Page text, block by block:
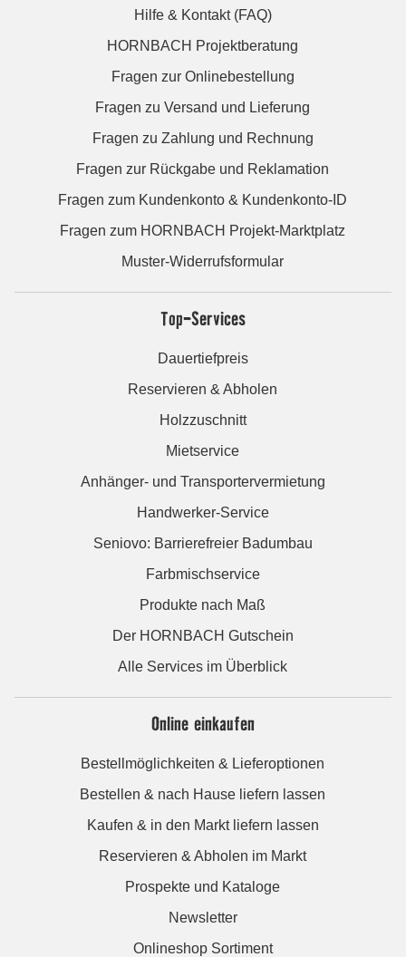
Hilfe & Kontakt (FAQ)
HORNBACH Projektberatung
Fragen zur Onlinebestellung
Fragen zu Versand und Lieferung
Fragen zu Zahlung und Rechnung
Fragen zur Rückgabe und Reklamation
Fragen zum Kundenkonto & Kundenkonto-ID
Fragen zum HORNBACH Projekt-Marktplatz
Muster-Widerrufsformular
Top-Services
Dauertiefpreis
Reservieren & Abholen
Holzzuschnitt
Mietservice
Anhänger- und Transportervermietung
Handwerker-Service
Seniovo: Barrierefreier Badumbau
Farbmischservice
Produkte nach Maß
Der HORNBACH Gutschein
Alle Services im Überblick
Online einkaufen
Bestellmöglichkeiten & Lieferoptionen
Bestellen & nach Hause liefern lassen
Kaufen & in den Markt liefern lassen
Reservieren & Abholen im Markt
Prospekte und Kataloge
Newsletter
Onlineshop Sortiment